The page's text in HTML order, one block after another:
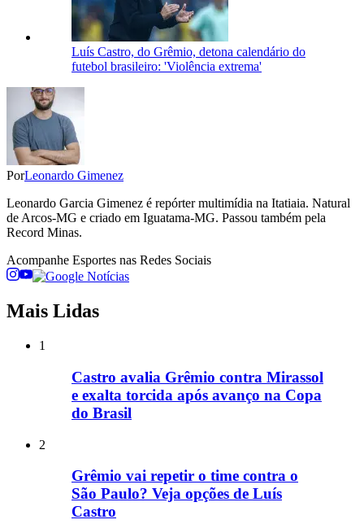
Luís Castro, do Grêmio, detona calendário do
futebol brasileiro: 'Violência extrema'
PorLeonardo Gimenez
Leonardo Garcia Gimenez é repórter multimídia na Itatiaia. Natural
de Arcos-MG e criado em Iguatama-MG. Passou também pela
Record Minas.
Acompanhe Esportes nas Redes Sociais
Mais Lidas
1
Castro avalia Grêmio contra Mirassol
e exalta torcida após avanço na Copa
do Brasil
2
Grêmio vai repetir o time contra o
São Paulo? Veja opções de Luís
Castro